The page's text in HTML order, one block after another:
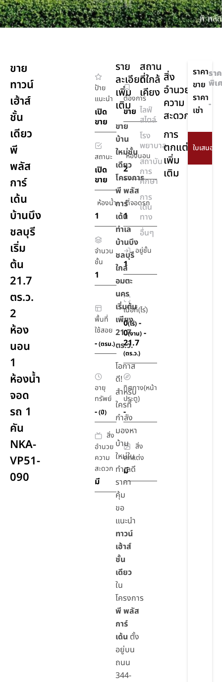
ขาย
ทาวน์
เฮ้าส์
ชั้น
เดียว
พี
พลัส
การ์
เด้น
บ้านบึง
ชลบุรี
เริ่ม
ต้น
21.7
ตร.ว.
2
ห้อง
นอน
1
ห้องน้ำ
จอด
รถ 1
คัน
NKA-
VP51-
090
ป้าย
แนะนำ
เปิด
ขาย
ต้องการ
ขาย
สถานะ
เปิด
ขาย
ห้องนอน
2
ห้องน้ำ
1
ที่จอดรถ
1
จำนวน
ชั้น
1
อยู่ชั้น
1
พื้นที่
ใช้สอย
-(ตรม.)
เนื้อที่(ไร่)
0(ไร่) -
0(งาน) -
21.7
(ตร.ว.)
อายุ
ทรัพย์
-(ปี)
ทิศทาง(หน้า
ประตู)
-
สิ่ง
อำนวย
ความ
สะดวก
มี
สิ่ง
ตกแต่ง
มี
ราย
ละเอียด
เพิ่ม
เติม
ขาย
บ้าน
ใหม่ชั้น
เดียว
โครงการ
พี พลัส
การ์
เด้น
ทำเล
บ้านบึง
ชลบุรี
ใกล้
อมตะ
นคร
เริ่มต้น
เพียง
21.7
ตร.ว.
โอกาส
ดี!
สำหรับ
ใครที่
กำลัง
มองหา
บ้าน
ใหม่ใน
ทำเลดี
ราคา
คุ้ม
ขอ
แนะนำ
ทาวน์
เฮ้าส์
ชั้น
เดียว
ใน
โครงการ
พี พลัส
การ์
เด้น ตั้ง
อยู่บน
ถนน
344-
สถาน
ที่ใกล้
เคียง
ไลฟ์
สไตล์
โรง
พยาบาล
สถาบัน
การ
ศึกษา
การ
เดิน
ทาง
อื่นๆ
สิ่ง
อำนวย
ความ
สะดวก
การ
ตกแต่ง
เพิ่ม
เติม
ราคา
ขาย
รา
พิเ
ราคา
เช่า
-